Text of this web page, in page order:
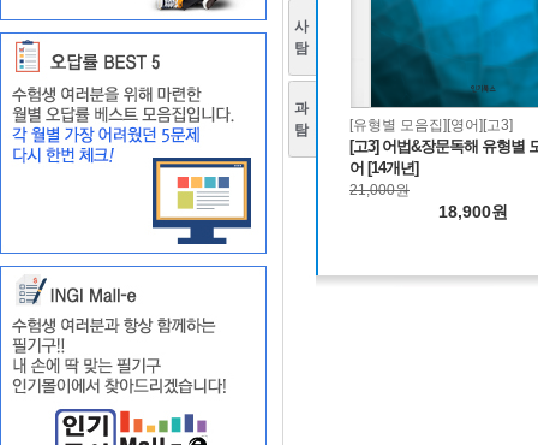
사
탐
과
탐
[유형별 모음집][영어][고3]
[고3] 어법&장문독해 유형별
어 [14개년]
21,000원
18,900원